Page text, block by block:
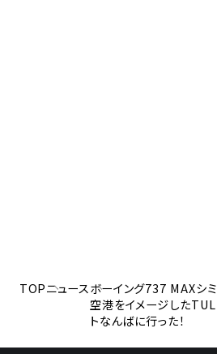
TOPニュースボーイング737 MAXシ
空港をイメージした
トなんばに行った！